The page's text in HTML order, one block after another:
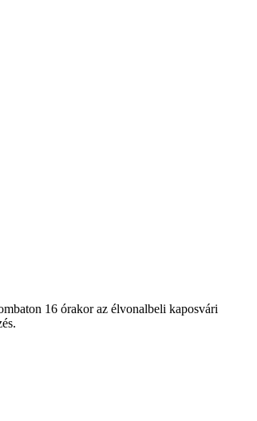
16 órakor az élvonalbeli kaposvári